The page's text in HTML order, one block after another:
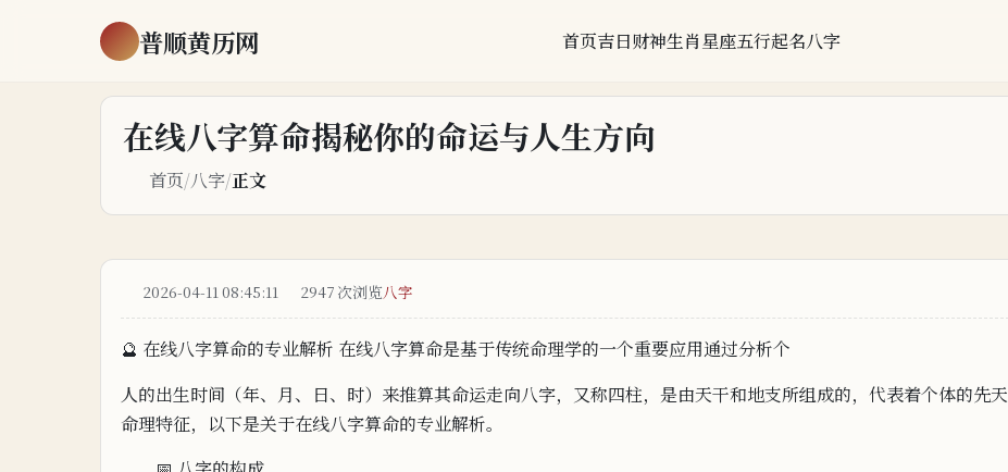
普顺黄历网 首页吉日财神生肖星座五行起名八字
在线八字算命揭秘你的命运与人生方向
首页/八字/正文
2026-04-11 08:45:11 2947 次浏览八字
🔮 在线八字算命的专业解析 在线八字算命是基于传统命理学的一个重要应用通过分析个
人的出生时间（年、月、日、时）来推算其命运走向八字，又称四柱， 是由天干和地支所组成的，代表着个体的先天
命理特征，以下是关于在线八字算命的专业解析。